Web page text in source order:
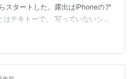
スタートした。露出はiPhoneのア
はテキトーで。 写っていないショ
道頓堀にて。人出も少しづつ戻っ
飾の派手さでは、ニューヨークの
がすごかったりするが、道頓堀が